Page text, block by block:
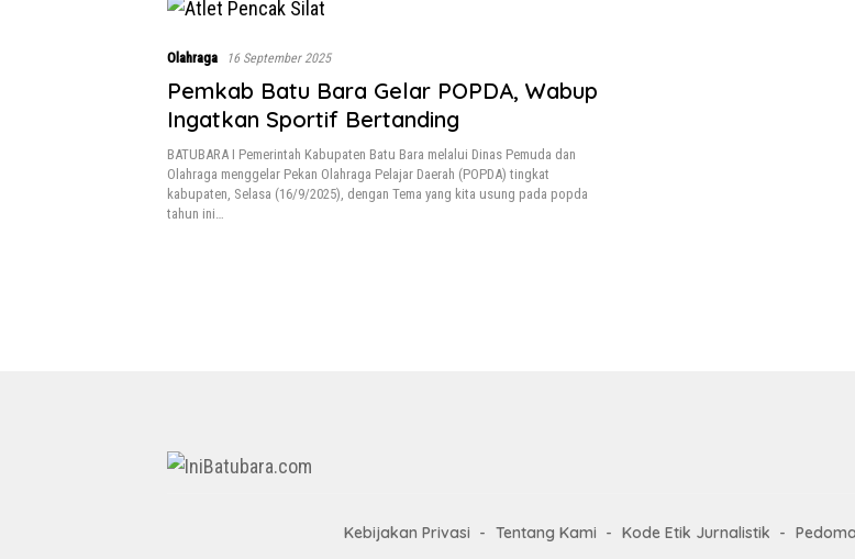
Olahraga 16 September 2025
Pemkab Batu Bara Gelar POPDA, Wabup
Ingatkan Sportif Bertanding
BATUBARA I Pemerintah Kabupaten Batu Bara melalui Dinas Pemuda dan
Olahraga menggelar Pekan Olahraga Pelajar Daerah (POPDA) tingkat
kabupaten, Selasa (16/9/2025), dengan Tema yang kita usung pada popda
tahun ini…
Kebijakan Privasi Tentang Kami Kode Etik Jurnalistik